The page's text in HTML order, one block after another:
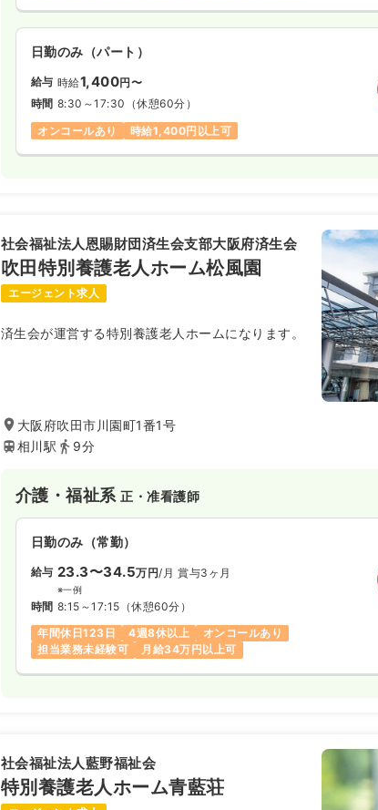
日勤のみ（パート）
給与 時給1,400円〜
時間 8:30～17:30 （休憩60分）
オンコールあり
時給1,400円以上可
社会福祉法人恩賜財団済生会支部大阪府済生会
吹田特別養護老人ホーム松風園
エージェント求人
済生会が運営する特別養護老人ホームになります。
大阪府吹田市川園町1番1号
相川駅
9分
介護・福祉系正・准看護師
日勤のみ（常勤）
給与 23.3〜34.5万円/月 賞与3ヶ月
※一例
時間 8:15～17:15 （休憩60分）
年間休日123日
4週8休以上
オンコールあり
担当業務未経験可
月給34万円以上可
社会福祉法人藍野福祉会
特別養護老人ホーム青藍荘